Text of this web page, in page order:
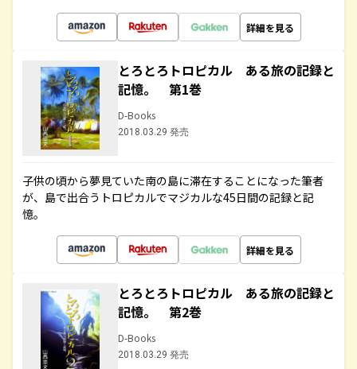
詳細を見る
とろとろトロピカル ある旅の記録と
記憶。 第1巻
D-Books
2018.03.29 発売
子供の頃から夢見ていた南の島に滞在することになった筆者
が、島で出合うトロピカルでマジカルな45日間の記録と記
憶。
詳細を見る
とろとろトロピカル ある旅の記録と
記憶。 第2巻
D-Books
2018.03.29 発売